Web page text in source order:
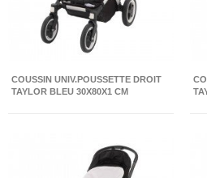
COUSSIN UNIV.POUSSETTE DROIT
TAYLOR BLEU 30X80X1 CM